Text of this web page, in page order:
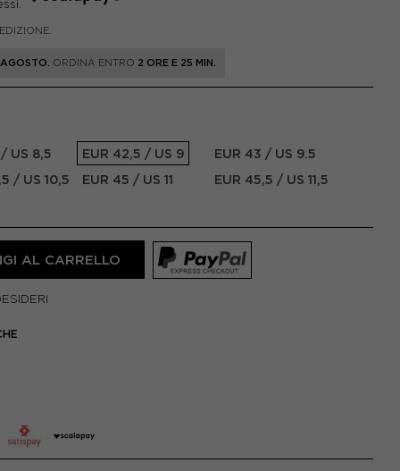
ORDINA ENTRO 2 ORE E 25 MIN.
US 8,5 EUR 42,5 / US 9
EUR 43 / US 9.5
/ US 10,5
EUR 45 / US 11 EUR 45,5 / US 11,5
AL CARRELLO